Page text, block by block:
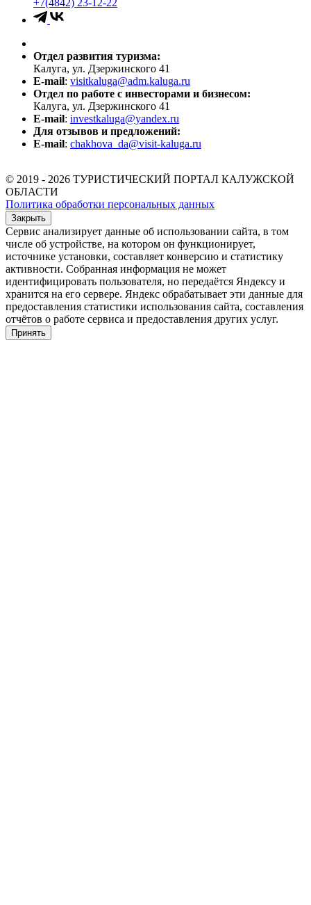
+7(4842) 23-12-22
Отдел развития туризма:
Калуга, ул. Дзержинского 41
E-mail: visitkaluga@adm.kaluga.ru
Отдел по работе с инвесторами и бизнесом:
Калуга, ул. Дзержинского 41
E-mail: investkaluga@yandex.ru
Для отзывов и предложений:
E-mail: chakhova_da@visit-kaluga.ru
© 2019 - 2026 ТУРИСТИЧЕСКИЙ ПОРТАЛ КАЛУЖСКОЙ
ОБЛАСТИ
Политика обработки персональных данных
Закрыть
Сервис анализирует данные об использовании сайта, в том
числе об устройстве, на котором он функционирует,
источнике установки, составляет конверсию и статистику
активности. Собранная информация не может
идентифицировать пользователя, но передаётся Яндексу и
хранится на его сервере. Яндекс обрабатывает эти данные для
предоставления статистики использования сайта, составления
отчётов о работе сервиса и предоставления других услуг.
Принять